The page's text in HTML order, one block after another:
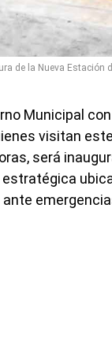
de la Nueva Estación
Municipal
visitan
será
estratégica